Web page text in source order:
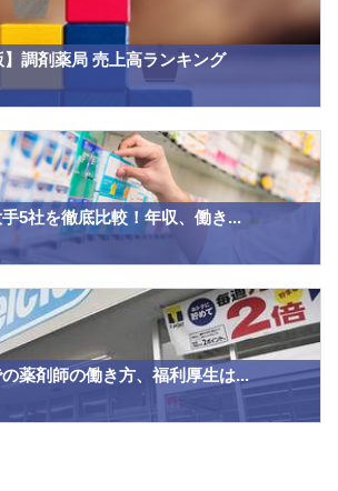
調剤薬局 売上高ランキング
5社を徹底比較！年収、働き...
薬剤師の働き方、福利厚生は...